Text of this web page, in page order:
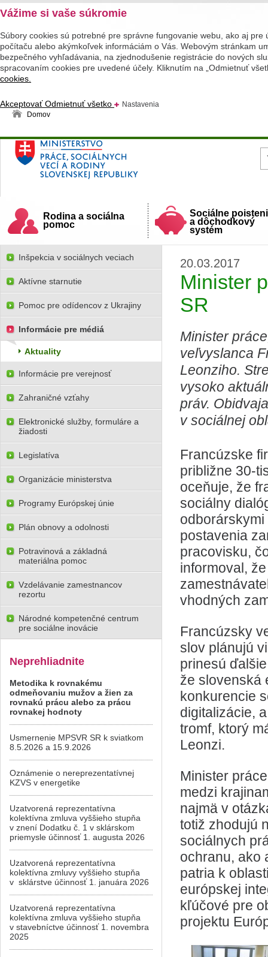
Vážime si vaše súkromie
Súbory cookies sú potrebné pre správne fungovanie webu, ako aj
počítaču alebo akýmkoľvek informáciám o Vás. Webovým stránkam
bezpečného vyhľadávania, na zjednodušenie registrácie do nových
spracovaním cookies pre uvedené účely. Kliknutím na „Odmietnuť
cookies.
AkceptovaťOdmietnuť všetko
Nastavenia
Domov
Ministerstvo práce, sociálnych vecí a rodiny
Slovenskej republiky
Rodina a sociálna
pomoc
Sociálne
a dôchodkový
systém
20.03.2017
Minister
SR
Minister
veľvyslanca
Leonziho.
vysoko
práv.
v sociálnej
Francúzske
približne 30-
oceňuje, že
sociálny
postavenia
pracovisku,
informoval,
vhodných
Francúzsky
slov plánujú
prinesú
že slovenská
konkurencie
digitalizácie,
tromf, ktorý
Leonzi.
Minister
medzi
najmä v
totiž zhodujú
sociálnych
ochranu, ako
patria k
európskej
kľúčové pre
projektu
Inšpekcia v sociálnych veciach
Aktívne starnutie
Pomoc pre odídencov z Ukrajiny
Informácie pre médiá
Aktuality
Informácie pre verejnosť
Zahraničné vzťahy
Elektronické služby, formuláre a
žiadosti
Legislatíva
Organizácie ministerstva
Programy Európskej únie
Plán obnovy a odolnosti
Potravinová a základná
materiálna pomoc
Vzdelávanie zamestnancov
rezortu
Národné kompetenčné centrum
pre sociálne inovácie
Neprehliadnite
Metodika k rovnakému
odmeňovaniu mužov a žien za
rovnakú prácu alebo za prácu
rovnakej hodnoty
Usmernenie MPSVR SR k sviatkom
8.5.2026 a 15.9.2026
Oznámenie o nereprezentatívnej
KZVS v energetike
Uzatvorená reprezentatívna
kolektívna zmluva vyššieho stupňa
v znení Dodatku č. 1 v sklárskom
priemysle účinnosť 1. augusta 2026
Uzatvorená reprezentatívna
kolektívna zmluvy vyššieho stupňa
v sklárstve účinnosť 1. januára 2026
Uzatvorená reprezentatívna
kolektívna zmluva vyššieho stupňa
v stavebníctve účinnosť 1. novembra
2025